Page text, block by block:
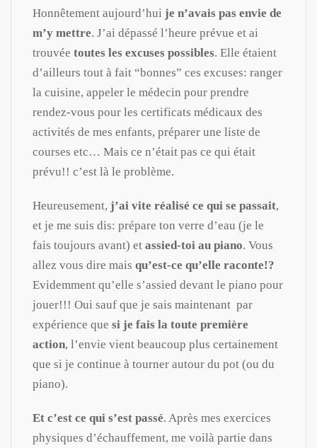
Honnêtement aujourd’hui je n’avais pas envie de
m’y mettre. J’ai dépassé l’heure prévue et ai
trouvée toutes les excuses possibles. Elle étaient
d’ailleurs tout à fait “bonnes” ces excuses: ranger
la cuisine, appeler le médecin pour prendre
rendez-vous pour les certificats médicaux des
activités de mes enfants, préparer une liste de
courses etc… Mais ce n’était pas ce qui était
prévu!! c’est là le problème.
Heureusement, j’ai vite réalisé ce qui se passait,
et je me suis dis: prépare ton verre d’eau (je le
fais toujours avant) et assied-toi au piano. Vous
allez vous dire mais qu’est-ce qu’elle raconte!?
Evidemment qu’elle s’assied devant le piano pour
jouer!!! Oui sauf que je sais maintenant par
expérience que si je fais la toute première
action, l’envie vient beaucoup plus certainement
que si je continue à tourner autour du pot (ou du
piano).
Et c’est ce qui s’est passé. Après mes exercices
physiques d’échauffement, me voilà partie dans